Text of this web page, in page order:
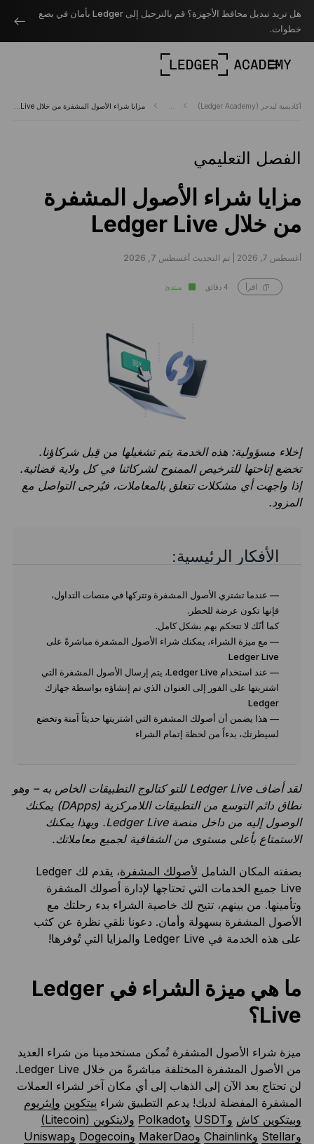
هل تريد تبديل محافظ الأجهزة؟ قم بالترحيل إلى Ledger بأمان في بضع
خطوات.
أكاديمية ليدجر (Ledger Academy) مزايا شراء الأصول المشفرة من خلال Ledger Live
الفصل التعليمي
مزايا شراء الأصول المشفرة
من خلال Ledger Live
أغسطس 7, 2026 | تم التحديث أغسطس 7, 2026
اقرأ 4 دقائق مبتدئ
إخلاء مسؤولية: هذه الخدمة يتم تشغيلها من قِبل شركاؤنا.
تخضع إتاحتها للترخيص الممنوح لشركائنا في كل ولاية قضائية.
إذا واجهت أي مشكلات تتعلق بالمعاملات، فيُرجى التواصل مع
المزود.
الأفكار الرئيسية:
— عندما تشتري الأصول المشفرة وتتركها في منصات التداول،
فإنها تكون عرضة للخطر.
كما أنّك لا تتحكم بهم بشكل كامل.
— مع ميزة الشراء، يمكنك شراء الأصول المشفرة مباشرةً على
Ledger Live
— عند استخدام Ledger Live، يتم إرسال الأصول المشفرة التي
اشتريتها على الفور إلى العنوان الذي تم إنشاؤه بواسطة جهازك
Ledger
— هذا يضمن أن أصولك المشفرة التي اشتريتها حديثاً آمنة وتخضع
لسيطرتك، بدءاً من لحظة إتمام الشراء
لقد أضاف Ledger Live للتو كتالوج التطبيقات الخاص به – وهو
نطاق دائم التوسع من التطبيقات اللامركزية (DApps) يمكنك
الوصول إليه من داخل منصة Ledger Live. وبهذا يمكنك
الاستمتاع بأعلى مستوى من الشفافية لجميع معاملاتك.
بصفته المكان الشامل لأصولك المشفرة
، يقدم لك Ledger
Live جميع الخدمات التي تحتاجها لإدارة أصولك المشفرة
وتأمينها. من بينهم، تتيح لك خاصية الشراء بدء رحلتك مع
الأصول المشفرة بسهولة وأمان. دعونا نلقي نظرة عن كثب
على هذه الخدمة في Ledger Live والمزايا التي تُوفرها!
ما هي ميزة الشراء في Ledger
Live؟
ميزة شراء الأصول المشفرة تُمكن مستخدمينا من شراء العديد
من الأصول المشفرة المختلفة مباشرةً من خلال Ledger Live.
لن تحتاج بعد الآن إلى الذهاب إلى أي مكان آخر لشراء العملات
المشفرة المفضلة لديك! يدعم التطبيق شراء بيتكوين وإيثريوم
وبيتكوين كاش وUSDT وPolkadot
ولايتكوين (Litecoin)
وStellar
وChainlink وMakerDao وDogecoin
وUniswap